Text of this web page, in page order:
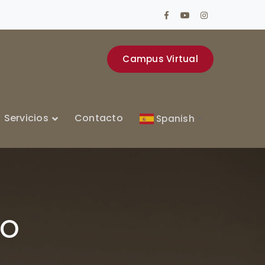
Facebook
Profile
Youtube
Profile
Instagram
Profile
Campus Virtual
Servicios Contacto Spanish